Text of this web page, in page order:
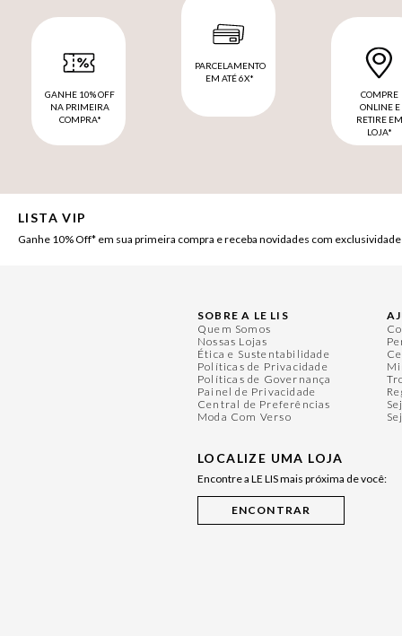
GANHE 10% OFF
NA PRIMEIRA
COMPRA*
PARCELAMENTO
EM ATÉ 6X*
COMPRE
ONLINE E
RETIRE EM
LOJA*
LISTA VIP
Ganhe 10% Off* em sua primeira compra e receba novidades com exclusividade
SOBRE A LE LIS
Quem Somos
Nossas Lojas
Ética e Sustentabilidade
Políticas de Privacidade
Políticas de Governança
Painel de Privacidade
Central de Preferências
Moda Com Verso
LOCALIZE UMA LOJA
Encontre a LE LIS mais próxima de você: